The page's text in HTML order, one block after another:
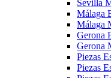
Sevilla
Málaga
Málaga
Gerona
Gerona
Piezas
Piezas